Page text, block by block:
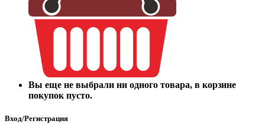
Вы еще не выбрали ни одного товара, в корзине
покупок пусто.
Вход/Регистрация